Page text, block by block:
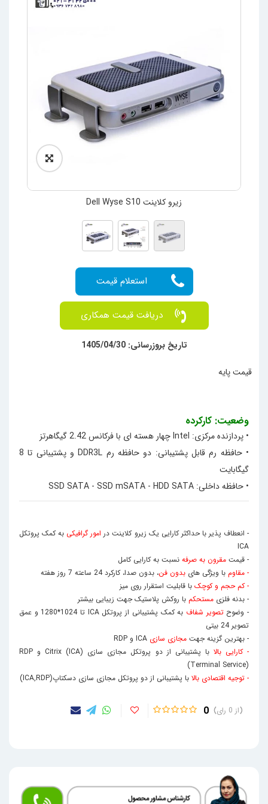
زیرو کلاینت Dell Wyse S10
وضعیت: کارکرده
• پردازنده مرکزی: Intel چهار هسته ای با فرکانس 2.42 گیگاهرتز
• حافظه رم قابل پشتیبانی: دو حافظه رم DDR3L و پشتیبانی تا 8
گیگابایت
• حافظه داخلی: SSD SATA - SSD mSATA - HDD SATA
- انعطاف پذیر با حداکثر کارایی یک زیرو کلاینت در امور گرافیکی به کمک پروتکل
ICA
- قیمت مقرون به صرفه نسبت به کارایی کامل
- مقاوم با ویژگی های بدون فن، بدون صدا، کارکرد 24 ساعته 7 روز هفته
- کم حجم و کوچک با قابلیت استقرار روی میز
- بدنه فلزی مستحکم با روکش پلاستیک جهت زیبایی بیشتر
- وضوحتصویر شفاف به کمک پشتیبانی از پروتکل ICA
تا 1024*1280 و عمق
تصویر 24 بیتی
- بهترین گزینه جهت مجازی سازی ICA و RDP
- کارایی بالابا پشتیبانی از دو پروتکل مجازی سازی Citrix (ICA)و RDP
(Terminal Service)
- توجیه اقتصادی بالا با پشتیبانی از دو پروتکل مجازی سازی دسکتاپ(ICA,RDP)
0 0
قیمت پایه
تاریخ بروزرسانی: 1405/04/30
دریافت قیمت همکاری